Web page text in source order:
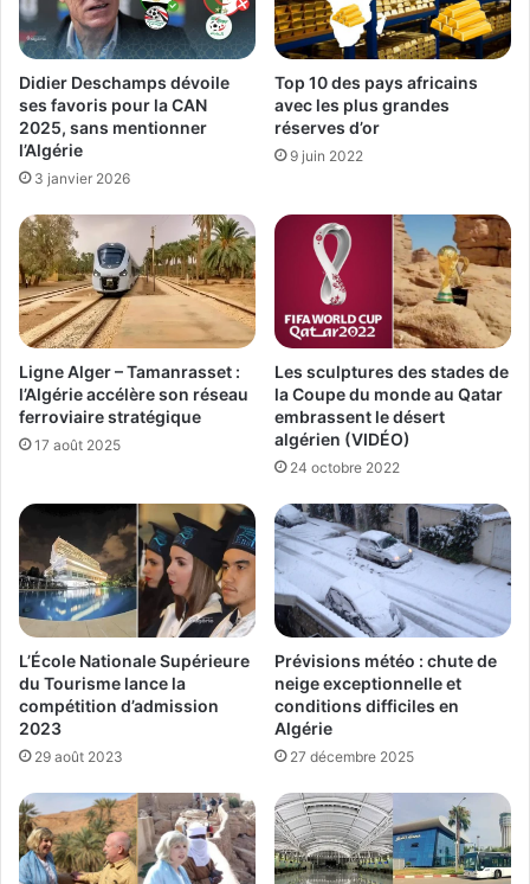
Didier Deschamps dévoile
ses favoris pour la CAN
2025, sans mentionner
l’Algérie
3 janvier 2026
Top 10 des pays africains
avec les plus grandes
réserves d’or
9 juin 2022
Ligne Alger – Tamanrasset :
l’Algérie accélère son réseau
ferroviaire stratégique
17 août 2025
Les sculptures des stades de
la Coupe du monde au Qatar
embrassent le désert
algérien (VIDÉO)
24 octobre 2022
L’École Nationale Supérieure
du Tourisme lance la
compétition d’admission
2023
29 août 2023
Prévisions météo : chute de
neige exceptionnelle et
conditions difficiles en
Algérie
27 décembre 2025